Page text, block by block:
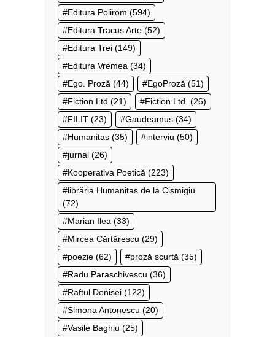
Editura Polirom (594)
Editura Tracus Arte (52)
Editura Trei (149)
Editura Vremea (34)
Ego. Proză (44) EgoProză (51)
Fiction Ltd (21) Fiction Ltd. (26)
FILIT (23) Gaudeamus (34)
Humanitas (35) interviu (50)
jurnal (26)
Kooperativa Poetică (223)
librăria Humanitas de la Cișmigiu
(72)
Marian Ilea (33)
Mircea Cărtărescu (29)
poezie (62) proză scurtă (35)
Radu Paraschivescu (36)
Raftul Denisei (122)
Simona Antonescu (20)
Vasile Baghiu (25)